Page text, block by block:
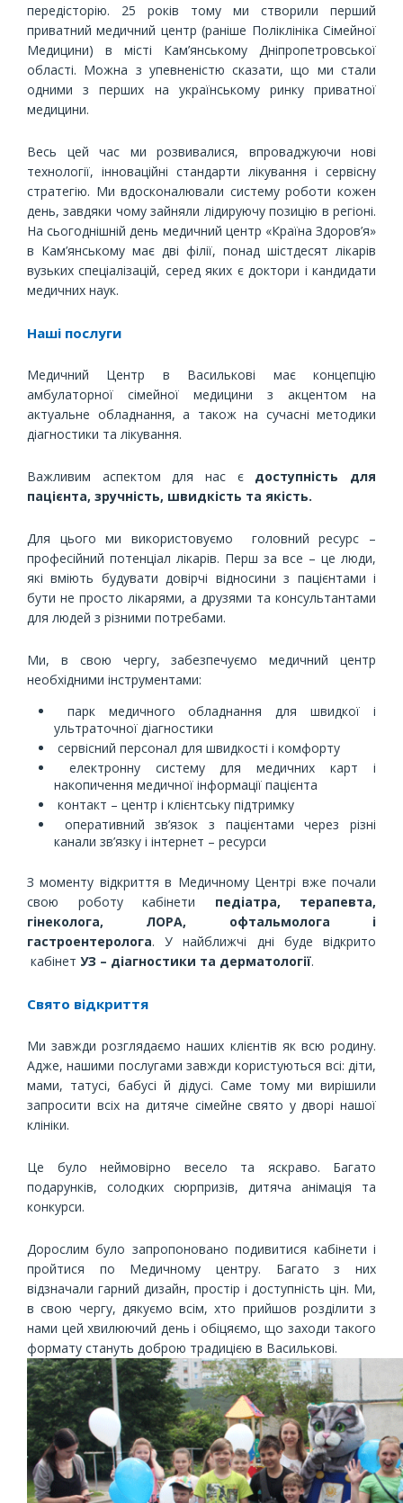
передісторію. 25 років тому ми створили перший
приватний медичний центр (раніше Поліклініка Сімейної
Медицини) в місті Кам’янському Дніпропетровської
області. Можна з упевненістю сказати, що ми стали
одними з перших на українському ринку приватної
медицини.
Весь цей час ми розвивалися, впроваджуючи нові
технології, інноваційні стандарти лікування і сервісну
стратегію. Ми вдосконалювали систему роботи кожен
день, завдяки чому зайняли лідируючу позицію в регіоні.
На сьогоднішній день медичний центр «Країна Здоров’я»
в Кам’янському має дві філії, понад шістдесят лікарів
вузьких спеціалізацій, серед яких є доктори і кандидати
медичних наук.
Наші послуги
Медичний Центр в Василькові має концепцію
амбулаторної сімейної медицини з акцентом на
актуальне обладнання, а також на сучасні методики
діагностики та лікування.
Важливим аспектом для нас є доступність для
пацієнта, зручність, швидкість та якість.
Для цього ми використовуємо головний ресурс –
професійний потенціал лікарів. Перш за все – це люди,
які вміють будувати довірчі відносини з пацієнтами і
бути не просто лікарями, а друзями та консультантами
для людей з різними потребами.
Ми, в свою чергу, забезпечуємо медичний центр
необхідними інструментами:
парк медичного обладнання для швидкої і
ультраточної діагностики
сервісний персонал для швидкості і комфорту
електронну систему для медичних карт і
накопичення медичної інформації пацієнта
контакт – центр і клієнтську підтримку
оперативний зв’язок з пацієнтами через різні
канали зв’язку і інтернет – ресурси
З моменту відкриття в Медичному Центрі вже почали
свою роботу кабінети педіатра, терапевта,
гінеколога, ЛОРА, офтальмолога і
гастроентеролога. У найближчі дні буде відкрито
кабінет УЗ – діагностики та дерматології.
Свято відкриття
Ми завжди розглядаємо наших клієнтів як всю родину.
Адже, нашими послугами завжди користуються всі: діти,
мами, татусі, бабусі й дідусі. Саме тому ми вирішили
запросити всіх на дитяче сімейне свято у дворі нашої
клініки.
Це було неймовірно весело та яскраво. Багато
подарунків, солодких сюрпризів, дитяча анімація та
конкурси.
Дорослим було запропоновано подивитися кабінети і
пройтися по Медичному центру. Багато з них
відзначали гарний дизайн, простір і доступність цін. Ми,
в свою чергу, дякуємо всім, хто прийшов розділити з
нами цей хвилюючий день і обіцяємо, що заходи такого
формату стануть доброю традицією в Василькові.